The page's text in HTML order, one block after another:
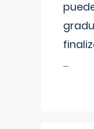
...